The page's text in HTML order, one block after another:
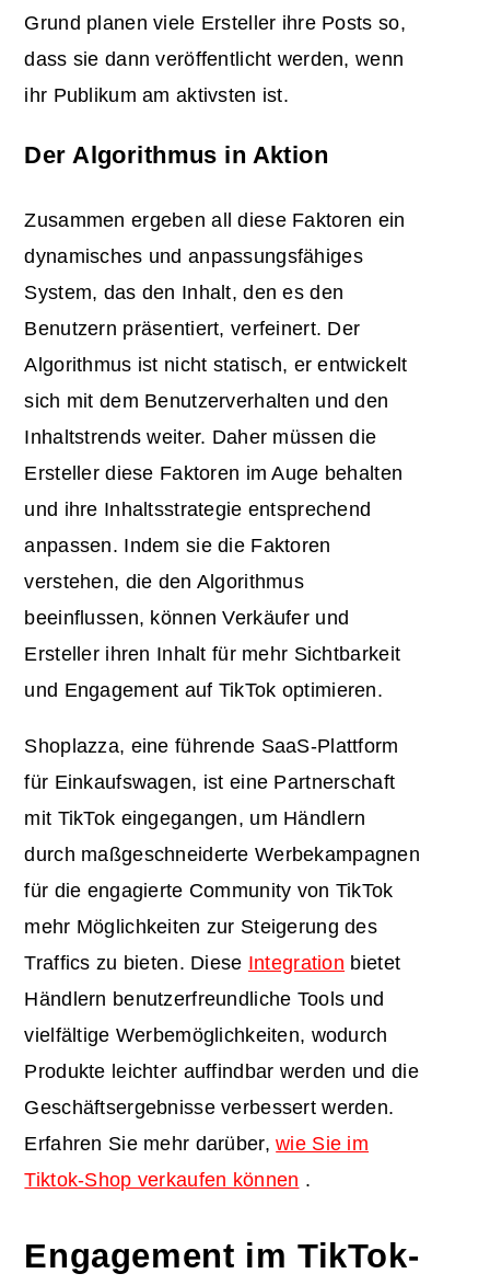
Grund planen viele Ersteller ihre Posts so,
dass sie dann veröffentlicht werden, wenn
ihr Publikum am aktivsten ist.
Der Algorithmus in Aktion
Zusammen ergeben all diese Faktoren ein
dynamisches und anpassungsfähiges
System, das den Inhalt, den es den
Benutzern präsentiert, verfeinert. Der
Algorithmus ist nicht statisch, er entwickelt
sich mit dem Benutzerverhalten und den
Inhaltstrends weiter. Daher müssen die
Ersteller diese Faktoren im Auge behalten
und ihre Inhaltsstrategie entsprechend
anpassen. Indem sie die Faktoren
verstehen, die den Algorithmus
beeinflussen, können Verkäufer und
Ersteller ihren Inhalt für mehr Sichtbarkeit
und Engagement auf TikTok optimieren.
Shoplazza, eine führende SaaS-Plattform
für Einkaufswagen, ist eine Partnerschaft
mit TikTok eingegangen, um Händlern
durch maßgeschneiderte Werbekampagnen
für die engagierte Community von TikTok
mehr Möglichkeiten zur Steigerung des
Traffics zu bieten. Diese Integration bietet
Händlern benutzerfreundliche Tools und
vielfältige Werbemöglichkeiten, wodurch
Produkte leichter auffindbar werden und die
Geschäftsergebnisse verbessert werden.
Erfahren Sie mehr darüber,wie Sie im
Tiktok-Shop verkaufen können .
Engagement im TikTok-